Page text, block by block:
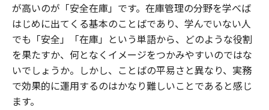
が高いのが「安全在庫」です。在庫管理の分野を学べば
はじめに出てくる基本のことばであり、学んでいない人
でも「安全」「在庫」という単語から、どのような役割
を果たすか、何となくイメージをつかみやすいのではな
いでしょうか。しかし、ことばの平易さと異なり、実務
で効果的に運用するのはかなり難しいことであると感じ
ます。